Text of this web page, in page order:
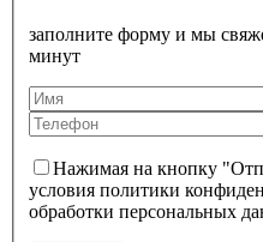
заполните форму и мы
минут
Нажимая на кнопку
условия политики
обработки персональных